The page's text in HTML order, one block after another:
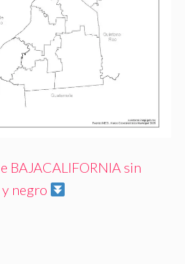
BAJACALIFORNIA sin
negro